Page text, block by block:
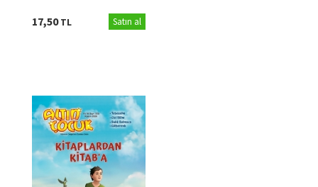
17,50TL Satın al